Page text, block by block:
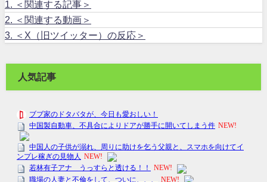
1. ＜関連する記事＞
2. ＜関連する動画＞
3. ＜X（旧ツイッター）の反応＞
人気記事